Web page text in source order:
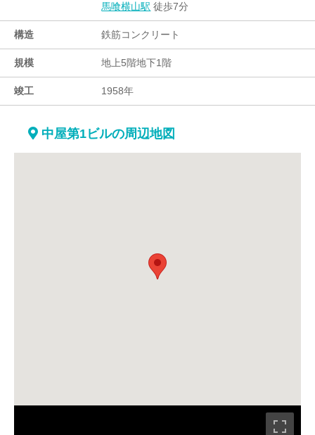
馬喰横山駅 徒歩7分
構造 鉄筋コンクリート
規模 地上5階地下1階
竣工 1958年
中屋第1ビルの周辺地図